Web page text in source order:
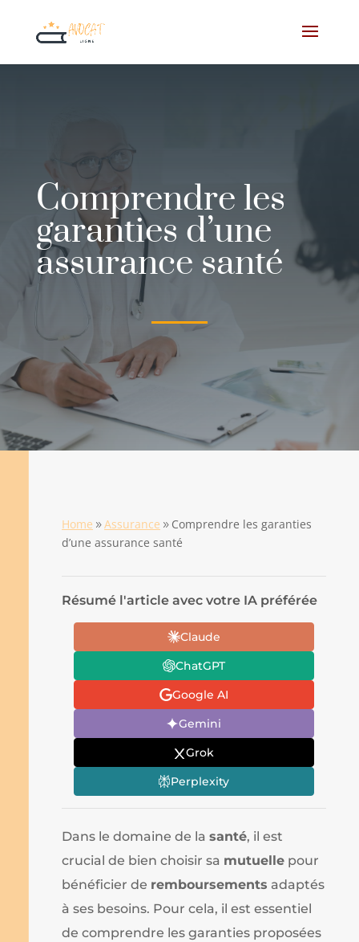
Comprendre les
garanties d’une
assurance santé
Home 9Assurance 9 Comprendre les garanties
d’une assurance santé
Résumé l'article avec votre IA préférée
Claude
ChatGPT
Google AI
Gemini
Grok
Perplexity
Dans le domaine de lasanté, il est
crucial de bien choisir sa mutuelle pour
bénéficier de remboursements adaptés
à ses besoins. Pour cela, il est essentiel
de comprendre les garanties proposées